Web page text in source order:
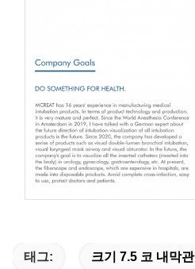
태그: 크기 7.5 코 내막관